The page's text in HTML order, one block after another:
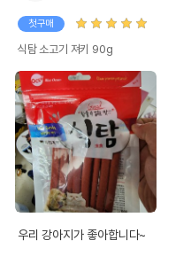
첫구매
식탐 소고기 져키 90g
우리 강아지가 좋아합니다~